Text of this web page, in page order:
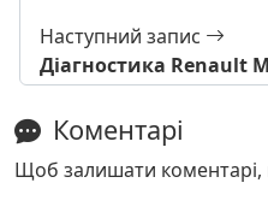
Наступний запис
Діагностика Renault
Коментарі
Щоб залишати коментарі,